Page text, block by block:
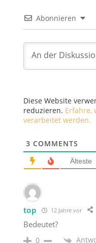
Abonnieren
Diese Website
reduzieren. Erfahre,
verarbeitet werden.
3 COMMENTS
Älteste
top 12 Jahre vor
Bedeutet?
0